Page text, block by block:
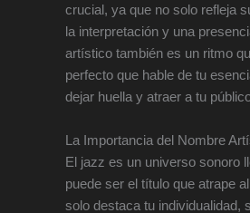
crucial, ya que no solo refleja
la interpretación y una
artístico también es un ritmo
perfecto que hable de tu
dejar huella y atraer a tu
La Importancia del Nombre
El jazz es un universo sonoro
puede ser el título que atrape
solo destaca tu individualidad,